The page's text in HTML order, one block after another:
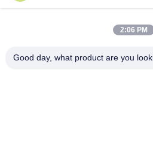
2:06 PM
Good day, what product are you